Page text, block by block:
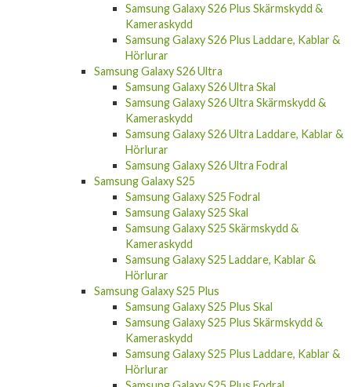
Samsung Galaxy S26 Plus Skärmskydd &
Kameraskydd
Samsung Galaxy S26 Plus Laddare, Kablar &
Hörlurar
Samsung Galaxy S26 Ultra
Samsung Galaxy S26 Ultra Skal
Samsung Galaxy S26 Ultra Skärmskydd &
Kameraskydd
Samsung Galaxy S26 Ultra Laddare, Kablar &
Hörlurar
Samsung Galaxy S26 Ultra Fodral
Samsung Galaxy S25
Samsung Galaxy S25 Fodral
Samsung Galaxy S25 Skal
Samsung Galaxy S25 Skärmskydd &
Kameraskydd
Samsung Galaxy S25 Laddare, Kablar &
Hörlurar
Samsung Galaxy S25 Plus
Samsung Galaxy S25 Plus Skal
Samsung Galaxy S25 Plus Skärmskydd &
Kameraskydd
Samsung Galaxy S25 Plus Laddare, Kablar &
Hörlurar